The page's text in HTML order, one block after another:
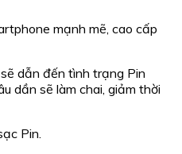
mạnh mẽ, cao cấp
dẫn đến tình trạng Pin
dần sẽ làm chai, giảm thời
Pin.